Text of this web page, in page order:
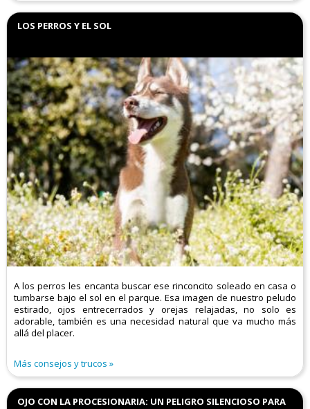
LOS PERROS Y EL SOL
A los perros les encanta buscar ese rinconcito soleado en casa o
tumbarse bajo el sol en el parque. Esa imagen de nuestro peludo
estirado, ojos entrecerrados y orejas relajadas, no solo es
adorable, también es una necesidad natural que va mucho más
allá del placer.
Más consejos y trucos
OJO CON LA PROCESIONARIA: UN PELIGRO SILENCIOSO PARA